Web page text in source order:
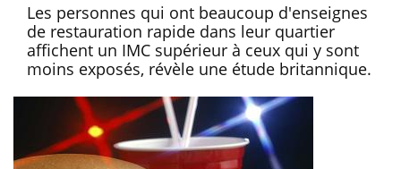
Les personnes qui ont beaucoup d'enseignes
de restauration rapide dans leur quartier
affichent un IMC supérieur à ceux qui y sont
moins exposés, révèle une étude britannique.